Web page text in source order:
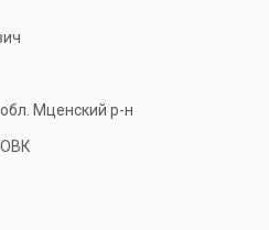
Мценский р-н